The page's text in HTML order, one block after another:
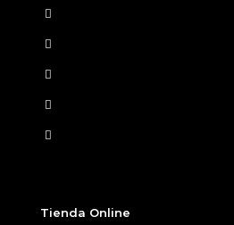
Tienda Online